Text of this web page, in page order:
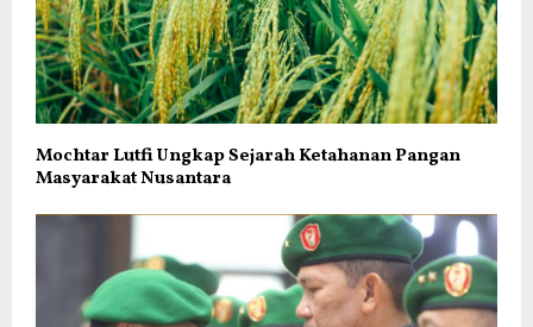
Mochtar Lutfi Ungkap Sejarah Ketahanan Pangan
Masyarakat Nusantara